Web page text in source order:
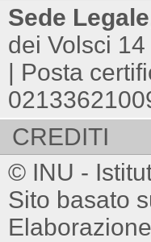
Sede
dei Volsci
| Posta
CREDITI
© INU -
Sito basato